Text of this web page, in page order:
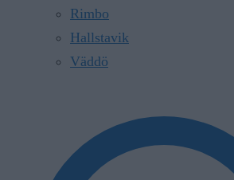
Rimbo
Hallstavik
Väddö